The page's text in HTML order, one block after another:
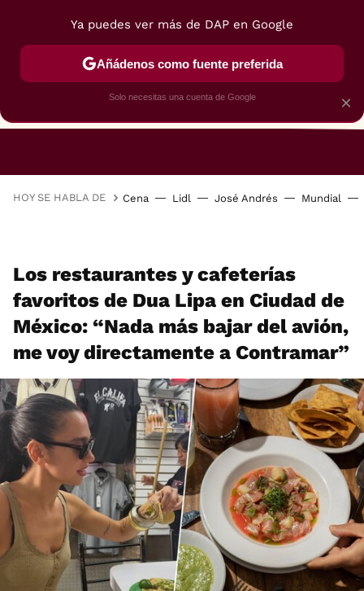
RESTAURANTES GASTROGUÍA
HOY SE HABLA DE Cena Lidl José Andrés Mundial
Los restaurantes y cafeterías
favoritos de Dua Lipa en Ciudad de
México: “Nada más bajar del avión,
me voy directamente a Contramar”
×
Ya puedes ver más de DAP en Google
Añádenos como fuente preferida
Solo necesitas una cuenta de Google